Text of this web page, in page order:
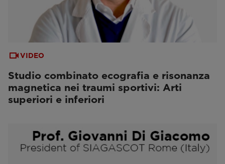
VIDEO
Studio combinato ecografia e risonanza
magnetica nei traumi sportivi: Arti
superiori e inferiori